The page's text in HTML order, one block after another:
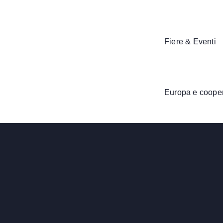
Fiere & Eventi
Europa e